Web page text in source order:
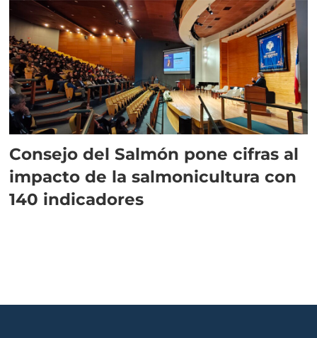
Consejo del Salmón pone cifras al
impacto de la salmonicultura con
140 indicadores